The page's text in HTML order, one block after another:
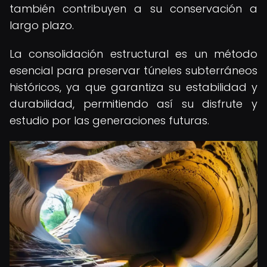
también contribuyen a su conservación a
largo plazo.
La consolidación estructural es un método
esencial para preservar túneles subterráneos
históricos, ya que garantiza su estabilidad y
durabilidad, permitiendo así su disfrute y
estudio por las generaciones futuras.